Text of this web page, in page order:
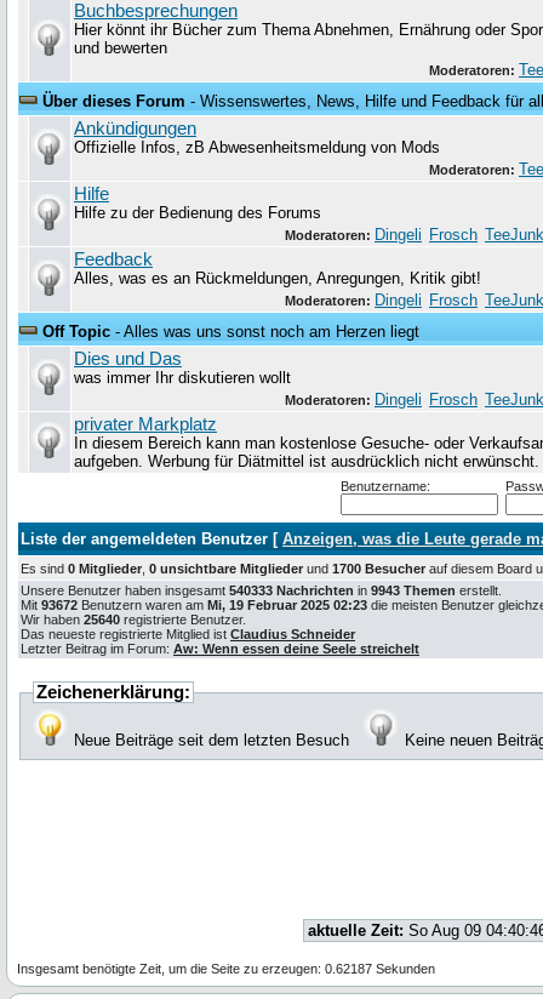
Buchbesprechungen
Hier könnt ihr Bücher zum Thema Abnehmen, Ernährung oder
und bewerten
Moderatoren:
Über dieses Forum - Wissenswertes, News, Hilfe und Feedback für
Ankündigungen
Offizielle Infos, zB Abwesenheitsmeldung von Mods
Moderatoren:
Hilfe
Hilfe zu der Bedienung des Forums
Moderatoren: Dingeli Frosch
Feedback
Alles, was es an Rückmeldungen, Anregungen, Kritik gibt!
Moderatoren: Dingeli Frosch
Off Topic - Alles was uns sonst noch am Herzen liegt
Dies und Das
was immer Ihr diskutieren wollt
Moderatoren: Dingeli Frosch
privater Markplatz
In diesem Bereich kann man kostenlose Gesuche- oder
aufgeben. Werbung für Diätmittel ist ausdrücklich nicht erwünscht.
Benutzername:
Liste der angemeldeten Benutzer [ Anzeigen, was die Leute gerade
Es sind 0 Mitglieder 0 unsichtbare Mitglieder und 1700 Besucher auf diesem
Unsere Benutzer haben insgesamt 540333 Nachrichten in 9943 Themen erstellt.
Mit 93672 Benutzern waren am Mi, 19 Februar 2025 02:23 die meisten Benutzer
Wir haben 25640 registrierte Benutzer.
Das neueste registrierte Mitglied ist Claudius Schneider
Letzter Beitrag im Forum: Aw: Wenn essen deine Seele streichelt
Zeichenerklärung:
Neue Beiträge seit dem letzten Besuch Keine neuen
aktuelle Zeit: So Aug 09
Insgesamt benötigte Zeit, um die Seite zu erzeugen: 0.62187 Sekunden